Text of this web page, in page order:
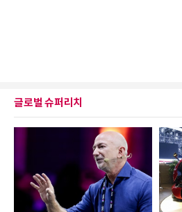
글로벌 슈퍼리치